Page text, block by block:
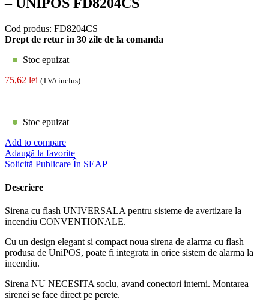
Cod produs: FD8204CS
Drept de retur in 30 zile de la comanda
Stoc epuizat
75,62 lei (TVA inclus)
Stoc epuizat
Add to compare
Adaugă la favorite
Solicită Publicare În SEAP
Descriere
Sirena cu flash UNIVERSALA pentru sisteme de avertizare la
incendiu CONVENTIONALE.
Cu un design elegant si compact noua sirena de alarma cu flash
produsa de UniPOS, poate fi integrata in orice sistem de alarma la
incendiu.
Sirena NU NECESITA soclu, avand conectori interni. Montarea
sirenei se face direct pe perete.